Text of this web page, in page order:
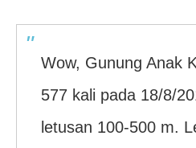
Wow, Gunung Anak
577 kali pada 18/8/
letusan 100-500 m.